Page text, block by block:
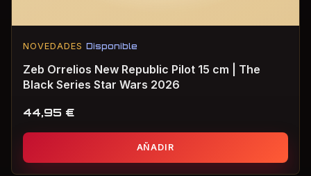
NOVEDADES Disponible
Zeb Orrelios New Republic Pilot 15 cm | The
Black Series Star Wars 2026
44,95 €
AÑADIR